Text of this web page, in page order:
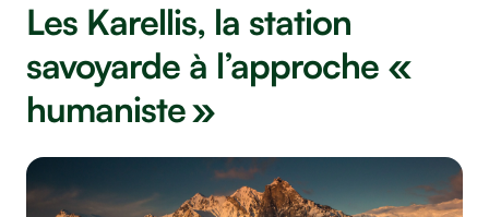
Les Karellis, la station
savoyarde à l’approche «
humaniste »